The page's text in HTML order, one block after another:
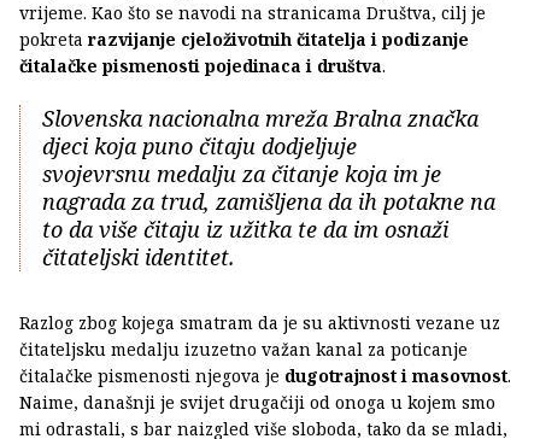
vrijeme. Kao što se navodi na stranicama Društva, cilj je
pokretarazvijanje cjeloživotnih čitatelja i podizanje
čitalačke pismenosti pojedinaca i društva.
Slovenska nacionalna mreža Bralna značka
djeci koja puno čitaju dodjeljuje
svojevrsnu medalju za čitanje koja im je
nagrada za trud, zamišljena da ih potakne na
to da više čitaju iz užitka te da im osnaži
čitateljski identitet.
Razlog zbog kojega smatram da je su aktivnosti vezane uz
čitateljsku medalju izuzetno važan kanal za poticanje
čitalačke pismenosti njegova je dugotrajnost i masovnost.
Naime, današnji je svijet drugačiji od onoga u kojem smo
mi odrastali, s bar naizgled više sloboda, tako da se mladi,